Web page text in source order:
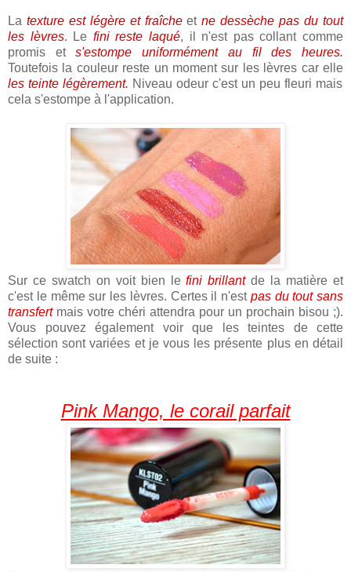
La texture est légère et fraîcheetne dessèche pas du tout
les lèvres. Le fini reste laqué, il n'est pas collant comme
promis ets'estompe uniformément au fil des heures.
Toutefois la couleur reste un moment sur les lèvres car elle
les teinte légèrement. Niveau odeur c'est un peu fleuri mais
cela s'estompe à l'application.
Sur ce swatch on voit bien lefini brillantde la matière et
c'est le même sur les lèvres. Certes il n'est pas du tout sans
transfert mais votre chéri attendra pour un prochain bisou ;).
Vous pouvez également voir que les teintes de cette
sélection sont variées et je vous les présente plus en détail
de suite :
Pink Mango, le corail parfait